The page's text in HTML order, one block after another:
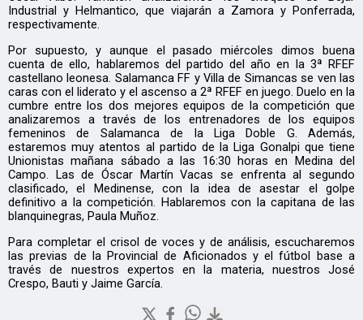
Industrial y Helmantico, que viajarán a Zamora y Ponferrada,
respectivamente.
Por supuesto, y aunque el pasado miércoles dimos buena
cuenta de ello, hablaremos del partido del año en la 3ª RFEF
castellano leonesa. Salamanca FF y Villa de Simancas se ven las
caras con el liderato y el ascenso a 2ª RFEF en juego. Duelo en la
cumbre entre los dos mejores equipos de la competición que
analizaremos a través de los entrenadores de los equipos
femeninos de Salamanca de la Liga Doble G. Además,
estaremos muy atentos al partido de la Liga Gonalpi que tiene
Unionistas mañana sábado a las 16:30 horas en Medina del
Campo. Las de Óscar Martín Vacas se enfrenta al segundo
clasificado, el Medinense, con la idea de asestar el golpe
definitivo a la competición. Hablaremos con la capitana de las
blanquinegras, Paula Muñoz.
Para completar el crisol de voces y de análisis, escucharemos
las previas de la Provincial de Aficionados y el fútbol base a
través de nuestros expertos en la materia, nuestros José
Crespo, Bauti y Jaime García.